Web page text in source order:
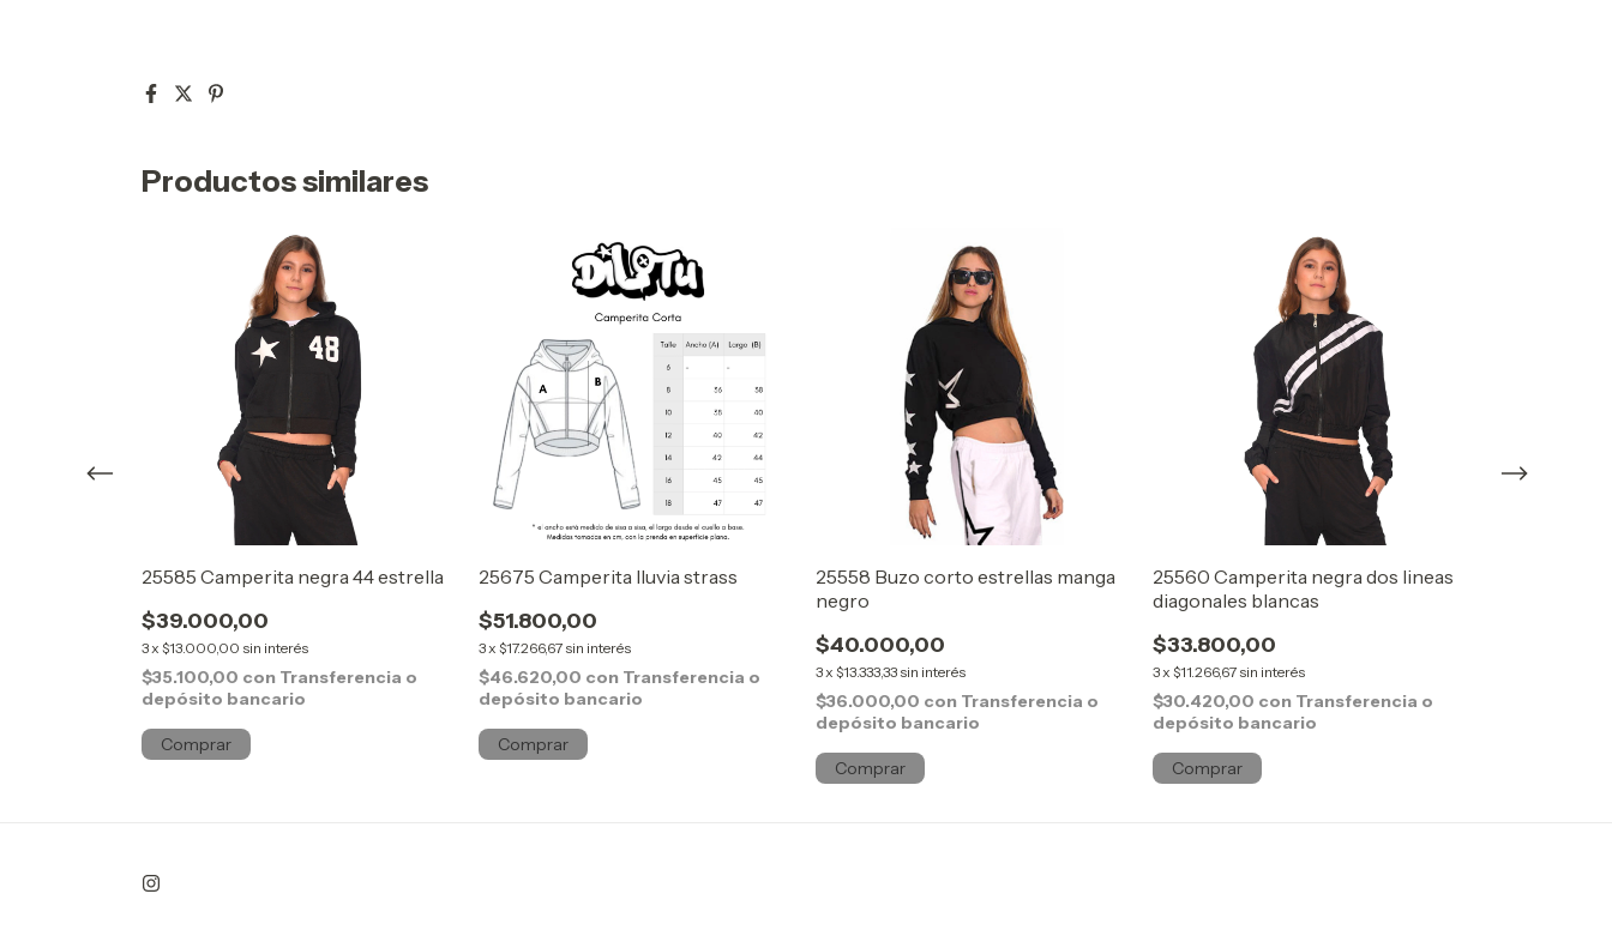
Productos similares
25585 Camperita negra 44 estrella
$39.000,00
3x $13.000,00 sin interés
$35.100,00 con Transferencia o
depósito bancario
Comprar
25675 Camperita lluvia strass
$51.800,00
3x $17.266,67 sin interés
$46.620,00 con Transferencia o
depósito bancario
Comprar
25558 Buzo corto estrellas manga
negro
$40.000,00
3x $13.333,33 sin interés
$36.000,00 con Transferencia o
depósito bancario
Comprar
25560 Camperita negra dos lineas
diagonales blancas
$33.800,00
3x $11.266,67 sin interés
$30.420,00 con Transferencia o
depósito bancario
Comprar